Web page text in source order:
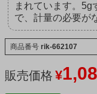
まれています。5g
で、計量の必要が
商品番号 rik-662107
販売価格 ¥